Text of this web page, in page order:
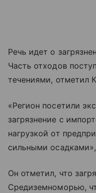
Речь идет о
Часть отходов
течениями, отметил
«Регион посетили
загрязнение с
нагрузкой от
сильными
Он отметил, что
Средиземноморью,